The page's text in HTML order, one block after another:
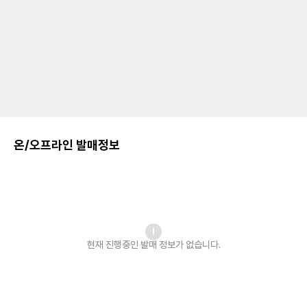
온/오프라인 발매정보
현재 진행중인 발매 정보가 없습니다.